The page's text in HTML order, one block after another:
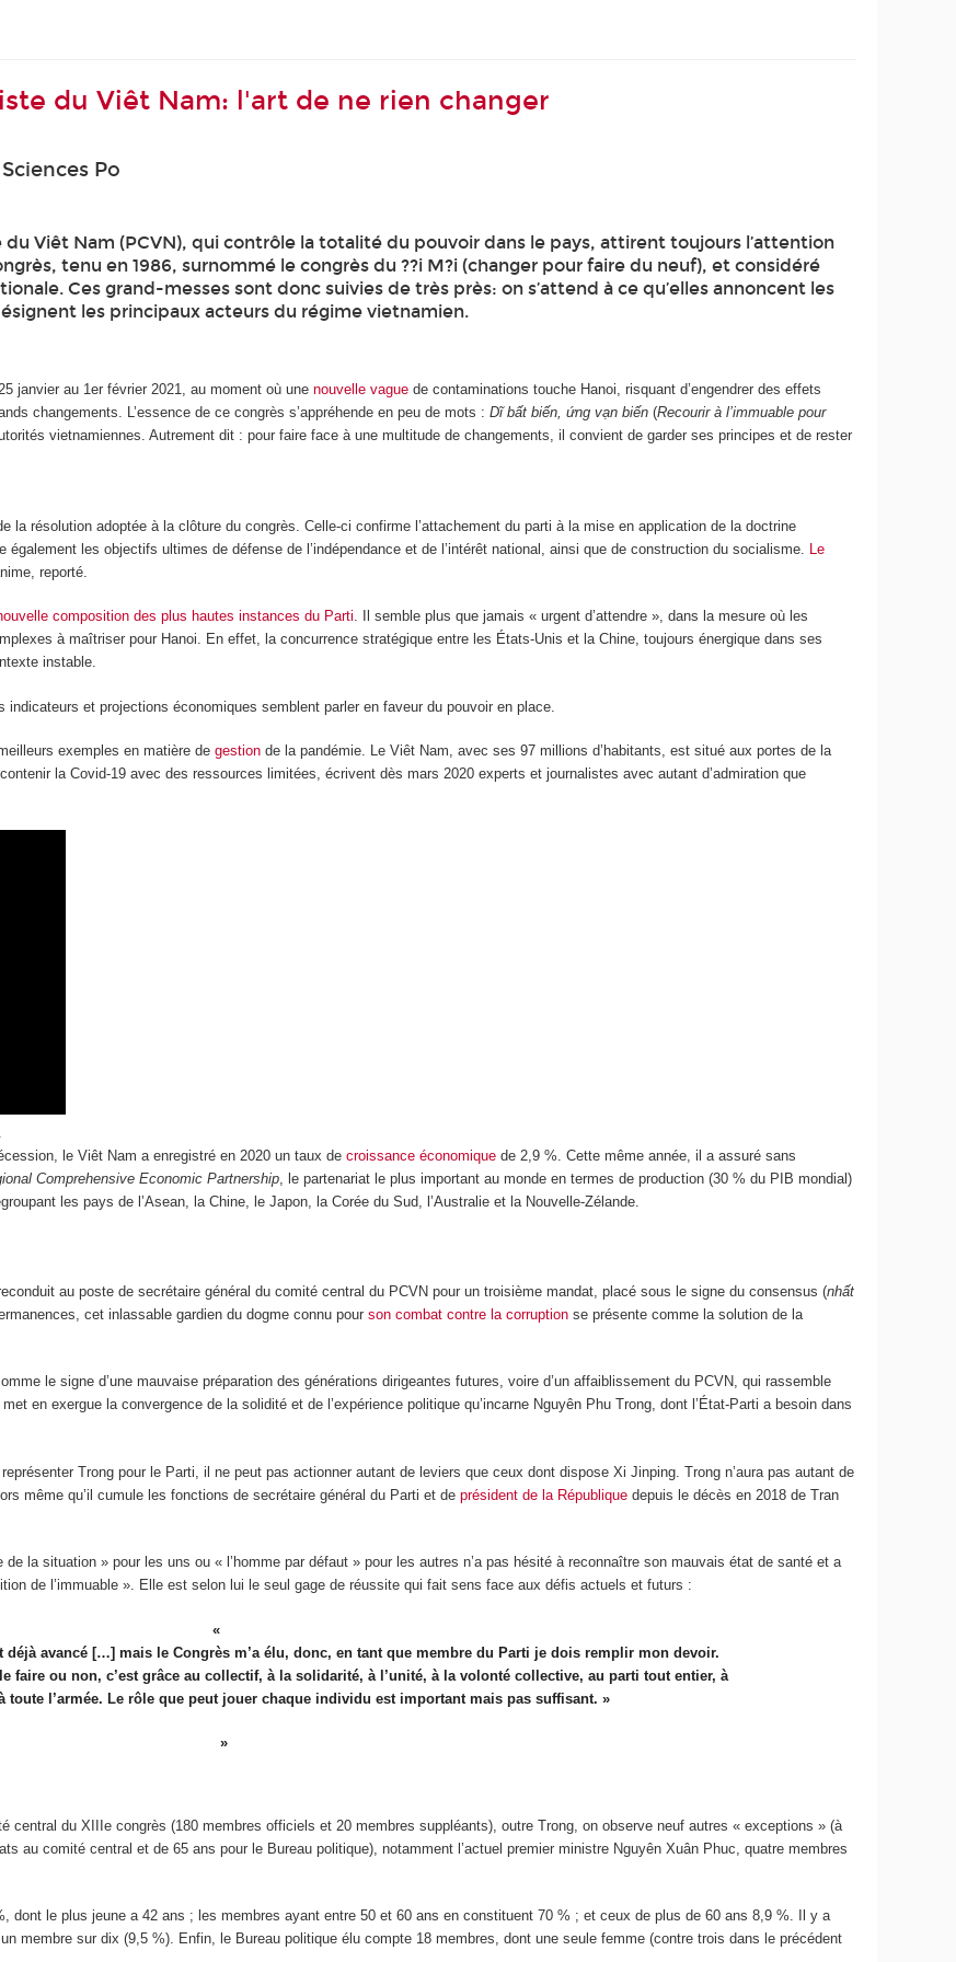
du Viêt Nam: l'art de ne rien changer
Po
Viêt Nam (PCVN), qui contrôle la totalité du pouvoir dans le pays, attirent toujours l’attention
tenu en 1986, surnommé le congrès du ??i M?i (changer pour faire du neuf), et considéré
Ces grand-messes sont donc suivies de très près: on s’attend à ce qu’elles annoncent les
les principaux acteurs du régime vietnamien.
janvier au 1er février 2021, au moment où unenouvelle vague de contaminations touche Hanoi, risquant d’engendrer des effets
changements. L’essence de ce congrès s’appréhende en peu de mots :Dĩ bất biến, ứng vạn biến (Recourir à l’immuable pour
vietnamiennes. Autrement dit : pour faire face à une multitude de changements, il convient de garder ses principes et de rester
la résolution adoptée à la clôture du congrès. Celle-ci confirme l’attachement du parti à la mise en application de la doctrine
également les objectifs ultimes de défense de l’indépendance et de l’intérêt national, ainsi que de construction du socialisme.
Le
reporté.
composition des plus hautes instances du Parti. Il semble plus que jamais « urgent d’attendre », dans la mesure où les
à maîtriser pour Hanoi. En effet, la concurrence stratégique entre les États-Unis et la Chine, toujours énergique dans ses
instable.
et projections économiques semblent parler en faveur du pouvoir en place.
exemples en matière degestion de la pandémie. Le Viêt Nam, avec ses 97 millions d’habitants, est situé aux portes de la
la Covid-19 avec des ressources limitées, écrivent dès mars 2020 experts et journalistes avec autant d’admiration que
le Viêt Nam a enregistré en 2020 un taux decroissance économique de 2,9 %. Cette même année, il a assuré sans
Comprehensive Economic Partnership , le partenariat le plus important au monde en termes de production (30 % du PIB mondial)
les pays de l’Asean, la Chine, le Japon, la Corée du Sud, l’Australie et la Nouvelle-Zélande.
au poste de secrétaire général du comité central du PCVN pour un troisième mandat, placé sous le signe du consensus (nhất
cet inlassable gardien du dogme connu pourson combat contre la corruption se présente comme la solution de la
le signe d’une mauvaise préparation des générations dirigeantes futures, voire d’un affaiblissement du PCVN, qui rassemble
en exergue la convergence de la solidité et de l’expérience politique qu’incarne Nguyên Phu Trong, dont l’État-Parti a besoin dans
Trong pour le Parti, il ne peut pas actionner autant de leviers que ceux dont dispose Xi Jinping. Trong n’aura pas autant de
même qu’il cumule les fonctions de secrétaire général du Parti et deprésident de la République depuis le décès en 2018 de Tran
la situation » pour les uns ou « l’homme par défaut » pour les autres n’a pas hésité à reconnaître son mauvais état de santé et a
de l’immuable ». Elle est selon lui le seul gage de réussite qui fait sens face aux défis actuels et futurs :
déjà avancé […] mais le Congrès m’a élu, donc, en tant que membre du Parti je dois remplir mon devoir.
faire ou non, c’est grâce au collectif, à la solidarité, à l’unité, à la volonté collective, au parti tout entier, à
toute l’armée. Le rôle que peut jouer chaque individu est important mais pas suffisant. »
central du XIIIe congrès (180 membres officiels et 20 membres suppléants), outre Trong, on observe neuf autres « exceptions » (à
au comité central et de 65 ans pour le Bureau politique), notamment l’actuel premier ministre Nguyên Xuân Phuc, quatre membres
dont le plus jeune a 42 ans ; les membres ayant entre 50 et 60 ans en constituent 70 % ; et ceux de plus de 60 ans 8,9 %. Il y a
membre sur dix (9,5 %). Enfin, le Bureau politique élu compte 18 membres, dont une seule femme (contre trois dans le précédent